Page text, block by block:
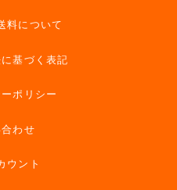
料について
基づく表記
ポリシー
わせ
ウント